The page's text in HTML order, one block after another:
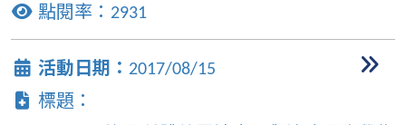
點閱率： 2931
活動日期： 2017/08/15
標題：